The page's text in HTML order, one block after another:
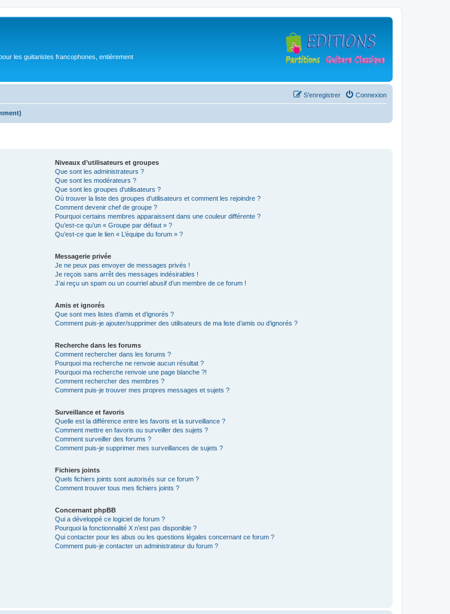
les guitaristes francophones, entièrement
Connexion
S’enregistrer
Niveaux d’utilisateurs et groupes
Que sont les administrateurs ?
Que sont les modérateurs ?
Que sont les groupes d’utilisateurs ?
Où trouver la liste des groupes d’utilisateurs et comment les rejoindre ?
Comment devenir chef de groupe ?
Pourquoi certains membres apparaissent dans une couleur différente ?
Qu’est-ce qu’un « Groupe par défaut » ?
Qu’est-ce que le lien « L’équipe du forum » ?
Messagerie privée
Je ne peux pas envoyer de messages privés !
Je reçois sans arrêt des messages indésirables !
J’ai reçu un spam ou un courriel abusif d’un membre de ce forum !
Amis et ignorés
Que sont mes listes d’amis et d’ignorés ?
Comment puis-je ajouter/supprimer des utilisateurs de ma liste d’amis ou d’ignorés ?
Recherche dans les forums
Comment rechercher dans les forums ?
Pourquoi ma recherche ne renvoie aucun résultat ?
Pourquoi ma recherche renvoie une page blanche ?!
Comment rechercher des membres ?
Comment puis-je trouver mes propres messages et sujets ?
Surveillance et favoris
Quelle est la différence entre les favoris et la surveillance ?
Comment mettre en favoris ou surveiller des sujets ?
Comment surveiller des forums ?
Comment puis-je supprimer mes surveillances de sujets ?
Fichiers joints
Quels fichiers joints sont autorisés sur ce forum ?
Comment trouver tous mes fichiers joints ?
Concernant phpBB
Qui a développé ce logiciel de forum ?
Pourquoi la fonctionnalité X n’est pas disponible ?
Qui contacter pour les abus ou les questions légales concernant ce forum ?
Comment puis-je contacter un administrateur du forum ?